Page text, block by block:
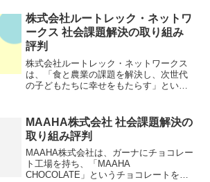
援する「cozreコミュニティ」等のサービ
スを提供して...
株式会社ルートレック・ネットワ
ークス 社会課題解決の取り組み
評判
株式会社ルートレック・ネットワークス
は、「食と農業の課題を解決し、次世代
の子どもたちに幸せをもたらす」という
援を手掛ける企業です。米国、イスラエ
ル、日本の3カ国で特許を...
MAAHA株式会社 社会課題解決の
取り組み評判
MAAHA株式会社は、ガーナにチョコレー
ト工場を持ち、「MAAHA
CHOCOLATE」というチョコレートを販